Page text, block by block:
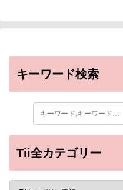
キーワード検索
Tii全カテゴリー